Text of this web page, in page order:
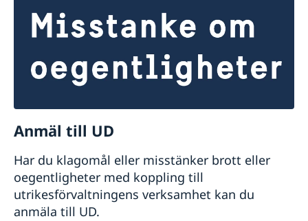
Anmäl till UD
Har du klagomål eller misstänker brott eller
oegentligheter med koppling till
utrikesförvaltningens verksamhet kan du
anmäla till UD.